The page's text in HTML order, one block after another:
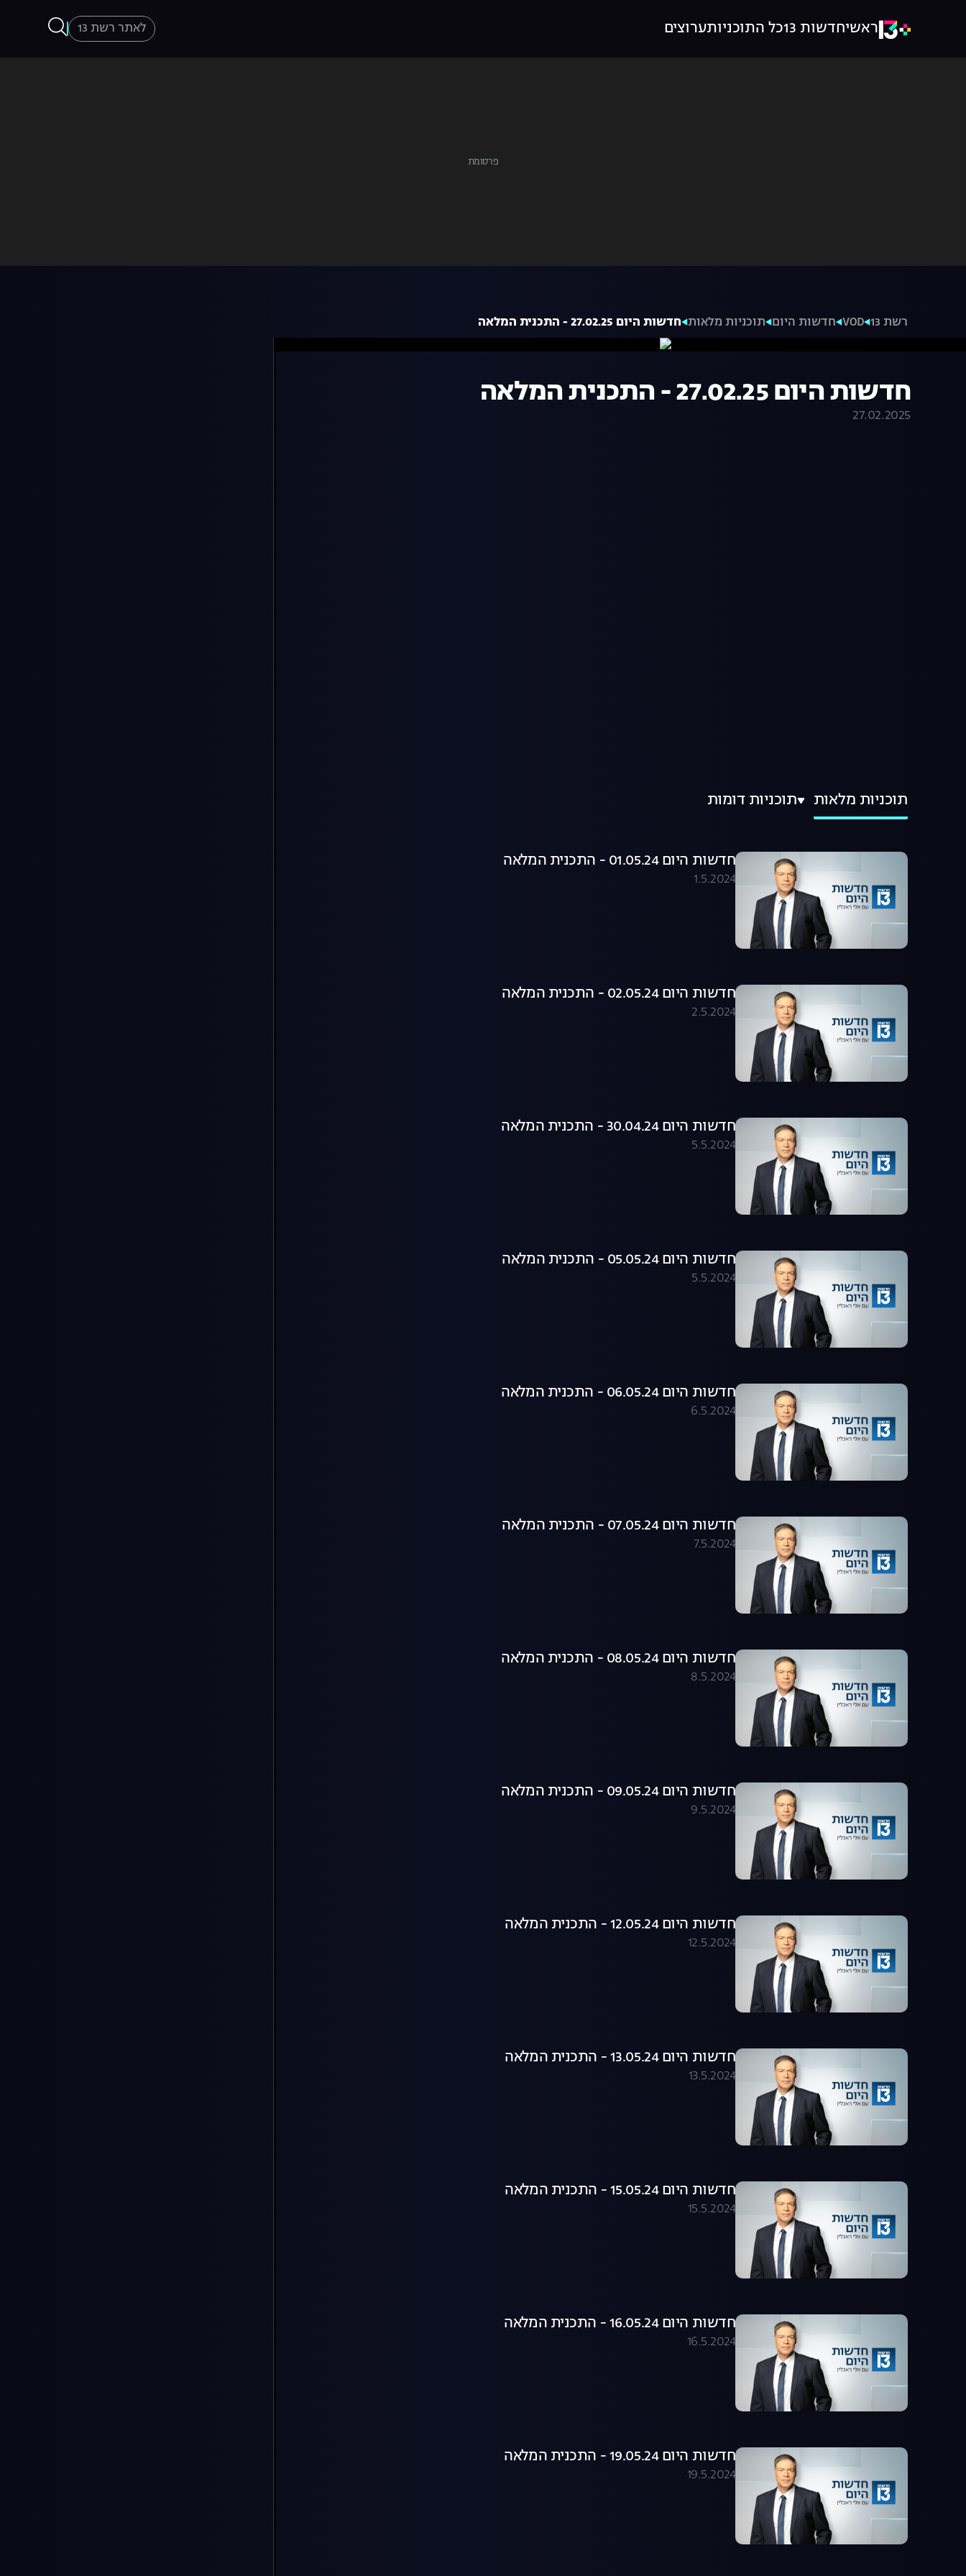
ראשיחדשות 13 כל התוכניותערוצים לאתר רשת 13
רשת 13 VOD חדשות היום תוכניות מלאות חדשות היום 27.02.25 - התכנית המלאה
חדשות היום 27.02.25 - התכנית המלאה
27.02.2025
תוכניות מלאות תוכניות דומות
חדשות היום 01.05.24 - התכנית המלאה
1.5.2024
חדשות היום 02.05.24 - התכנית המלאה
2.5.2024
חדשות היום 30.04.24 - התכנית המלאה
5.5.2024
חדשות היום 05.05.24 - התכנית המלאה
5.5.2024
חדשות היום 06.05.24 - התכנית המלאה
6.5.2024
חדשות היום 07.05.24 - התכנית המלאה
7.5.2024
חדשות היום 08.05.24 - התכנית המלאה
8.5.2024
חדשות היום 09.05.24 - התכנית המלאה
9.5.2024
חדשות היום 12.05.24 - התכנית המלאה
12.5.2024
חדשות היום 13.05.24 - התכנית המלאה
13.5.2024
חדשות היום 15.05.24 - התכנית המלאה
15.5.2024
חדשות היום 16.05.24 - התכנית המלאה
16.5.2024
חדשות היום 19.05.24 - התכנית המלאה
19.5.2024